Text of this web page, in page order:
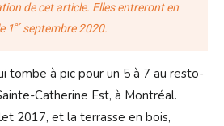
de cet article. Elles entreront en
1erseptembre 2020.
tombe à pic pour un 5 à 7 au resto-
Catherine Est, à Montréal.
2017, et la terrasse en bois,